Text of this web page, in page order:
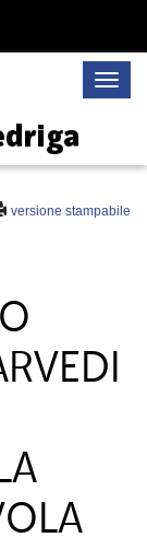
Toggle
versione stampabile